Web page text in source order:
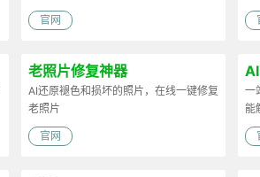
官网
老照片修复神器
AI还原褪色和损坏的照片，在线一键修复
老照片
官网
一
能